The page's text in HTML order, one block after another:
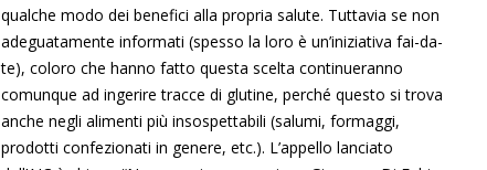
qualche modo dei benefici alla propria salute. Tuttavia se non
adeguatamente informati (spesso la loro è un’iniziativa fai-da-
te), coloro che hanno fatto questa scelta continueranno
comunque ad ingerire tracce di glutine, perché questo si trova
anche negli alimenti più insospettabili (salumi, formaggi,
prodotti confezionati in genere, etc.). L’appello lanciato